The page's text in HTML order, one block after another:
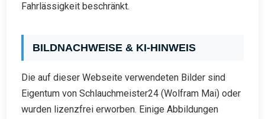
Fahrlässigkeit beschränkt.
BILDNACHWEISE & KI-HINWEIS
Die auf dieser Webseite verwendeten Bilder sind
Eigentum von Schlauchmeister24 (Wolfram Mai) oder
wurden lizenzfrei erworben. Einige Abbildungen